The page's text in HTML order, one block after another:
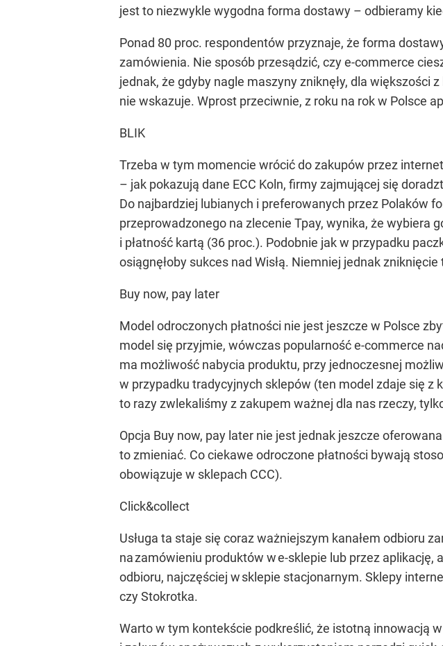
jest to niezwykle wygodna forma dostawy – odbieramy
Ponad 80 proc. respondentów przyznaje, że forma
zamówienia. Nie sposób przesądzić, czy e-commerce
jednak, że gdyby nagle maszyny zniknęły, dla
nie wskazuje. Wprost przeciwnie, z roku na rok w Polsce
BLIK
Trzeba w tym momencie wrócić do zakupów przez
– jak pokazują dane ECC Koln, firmy zajmującej się
Do najbardziej lubianych i preferowanych przez Polaków
przeprowadzonego na zlecenie Tpay, wynika, że wybiera
i płatność kartą (36 proc.). Podobnie jak w przypadku
osiągnęłoby sukces nad Wisłą. Niemniej jednak
Buy now, pay later
Model odroczonych płatności nie jest jeszcze w Polsce
model się przyjmie, wówczas popularność e-commerce
ma możliwość nabycia produktu, przy jednoczesnej
w przypadku tradycyjnych sklepów (ten model zdaje się z
to razy zwlekaliśmy z zakupem ważnej dla nas rzeczy,
Opcja Buy now, pay later nie jest jednak jeszcze
to zmieniać. Co ciekawe odroczone płatności bywają
obowiązuje w sklepach CCC).
Click&collect
Usługa ta staje się coraz ważniejszym kanałem odbioru
na zamówieniu produktów w e-sklepie lub przez
odbioru, najczęściej w sklepie stacjonarnym. Sklepy
czy Stokrotka.
Warto w tym kontekście podkreślić, że istotną innowacją